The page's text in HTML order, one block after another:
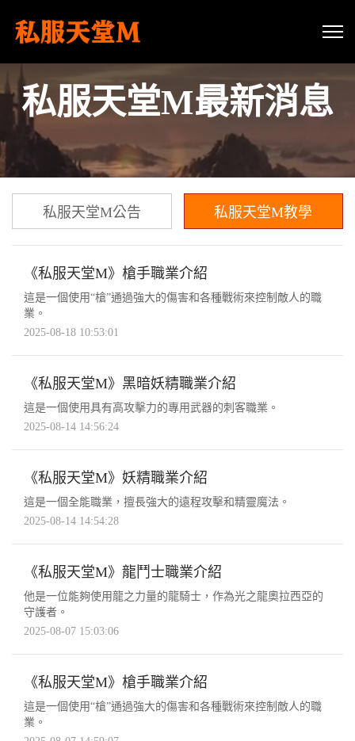
私服天堂M最新消息
私服天堂M公告 私服天堂M教學
《私服天堂M》槍手職業介紹
這是一個使用“槍”通過強大的傷害和各種戰術來控制敵人的職
業。
2025-08-18 10:53:01
《私服天堂M》黑暗妖精職業介紹
這是一個使用具有高攻擊力的專用武器的刺客職業。
2025-08-14 14:56:24
《私服天堂M》妖精職業介紹
這是一個全能職業，擅長強大的遠程攻擊和精靈魔法。
2025-08-14 14:54:28
《私服天堂M》龍鬥士職業介紹
他是一位能夠使用龍之力量的龍騎士，作為光之龍奧拉西亞的
守護者。
2025-08-07 15:03:06
《私服天堂M》槍手職業介紹
這是一個使用“槍”通過強大的傷害和各種戰術來控制敵人的職
業。